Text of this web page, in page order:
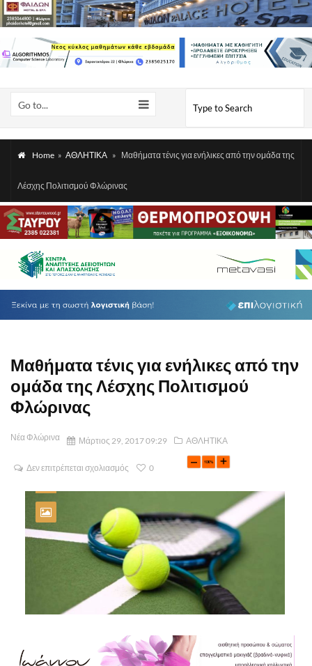
Go to...
Home » ΑΘΛΗΤΙΚΑ » Μαθήματα τένις για ενήλικες από την ομάδα της
Λέσχης Πολιτισμού Φλώρινας
Μαθήματα τένις για ενήλικες από την
ομάδα της Λέσχης Πολιτισμού
Φλώρινας
Νέα Φλώρινα Μάρτιος 29, 2017 09:29 ΑΘΛΗΤΙΚΑ
Δεν επιτρέπεται σχολιασμός 0